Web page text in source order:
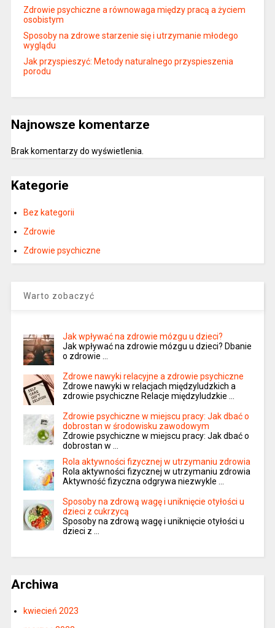
Zdrowie psychiczne a równowaga między pracą a życiem
osobistym
Sposoby na zdrowe starzenie się i utrzymanie młodego
wyglądu
Jak przyspieszyć: Metody naturalnego przyspieszenia
porodu
Najnowsze komentarze
Brak komentarzy do wyświetlenia.
Kategorie
Bez kategorii
Zdrowie
Zdrowie psychiczne
Warto zobaczyć
Jak wpływać na zdrowie mózgu u dzieci?
Jak wpływać na zdrowie mózgu u dzieci? Dbanie
o zdrowie …
Zdrowe nawyki relacyjne a zdrowie psychiczne
Zdrowe nawyki w relacjach międzyludzkich a
zdrowie psychiczne Relacje międzyludzkie …
Zdrowie psychiczne w miejscu pracy: Jak dbać o
dobrostan w środowisku zawodowym
Zdrowie psychiczne w miejscu pracy: Jak dbać o
dobrostan w …
Rola aktywności fizycznej w utrzymaniu zdrowia
Rola aktywności fizycznej w utrzymaniu zdrowia
Aktywność fizyczna odgrywa niezwykle …
Sposoby na zdrową wagę i uniknięcie otyłości u
dzieci z cukrzycą
Sposoby na zdrową wagę i uniknięcie otyłości u
dzieci z …
Archiwa
kwiecień 2023